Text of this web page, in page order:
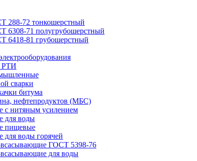
288-72 тонкошерстный
6308-71 полугрубошерстный
6418-81 грубошерстный
РТИ
сварки
битума
нефтепродуктов (МБС)
с нитяным усилением
для воды
пищевые
для воды горячей
всасывающие ГОСТ 5398-76
для воды